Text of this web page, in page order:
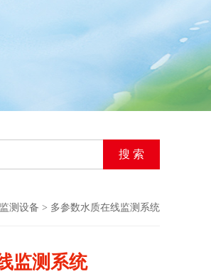
测设备 > 多参数水质在线监测系统
监测系统